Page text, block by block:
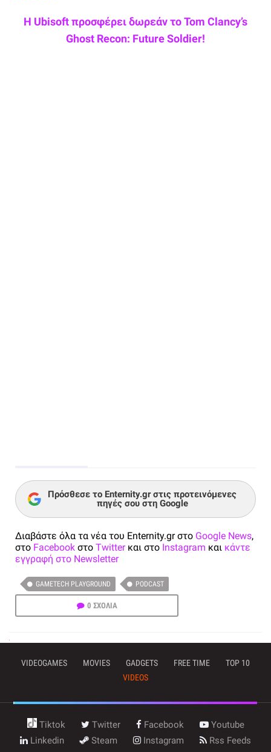
Η Ubisoft προσφέρει δωρεάν το Tom Clancy’s
Ghost Recon: Future Soldier!
Πρόσθεσε το Enternity.gr στις προτεινόμενες
πηγές σου στη Google
Διαβάστε όλα τα νέα του Enternity.gr στο Google News,
στο Facebook στο Twitterκαι στο Instagram και κάντε
εγγραφή στο Newsletter
GAMETECH PLAYGROUND PODCAST
0 ΣΧΟΛΙΑ
VIDEOGAMES MOVIES GADGETS FREE TIME
TOP 10
VIDEOS
Tiktok Twitter Facebook
Youtube
Linkedin
Steam Instagram Rss Feeds